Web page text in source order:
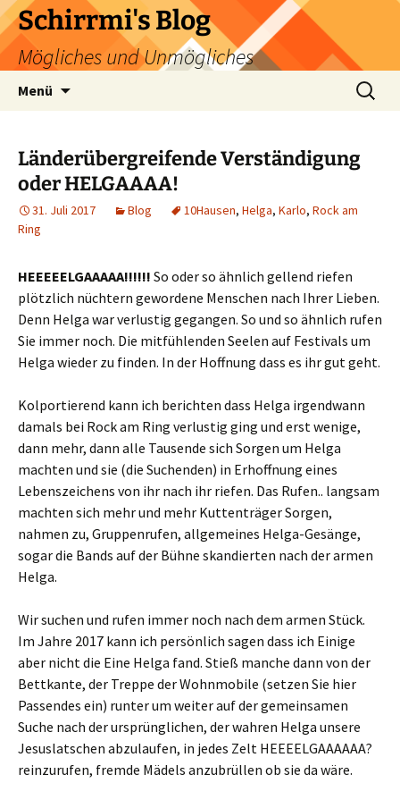
Zum
Inhalt
springen
Schirrmi's Blog
Mögliches und Unmögliches
Menü
Suchen
nach:
Länderübergreifende Verständigung
oder HELGAAAA!
31. Juli 2017 Blog 10Hausen, Helga, Karlo, Rock am
Ring
HEEEEELGAAAAA!!!!!! So oder so ähnlich gellend riefen
plötzlich nüchtern gewordene Menschen nach Ihrer Lieben.
Denn Helga war verlustig gegangen. So und so ähnlich rufen
Sie immer noch. Die mitfühlenden Seelen auf Festivals um
Helga wieder zu finden. In der Hoffnung dass es ihr gut geht.
Kolportierend kann ich berichten dass Helga irgendwann
damals bei Rock am Ring verlustig ging und erst wenige,
dann mehr, dann alle Tausende sich Sorgen um Helga
machten und sie (die Suchenden) in Erhoffnung eines
Lebenszeichens von ihr nach ihr riefen. Das Rufen.. langsam
machten sich mehr und mehr Kuttenträger Sorgen,
nahmen zu, Gruppenrufen, allgemeines Helga-Gesänge,
sogar die Bands auf der Bühne skandierten nach der armen
Helga.
Wir suchen und rufen immer noch nach dem armen Stück.
Im Jahre 2017 kann ich persönlich sagen dass ich Einige
aber nicht die Eine Helga fand. Stieß manche dann von der
Bettkante, der Treppe der Wohnmobile (setzen Sie hier
Passendes ein) runter um weiter auf der gemeinsamen
Suche nach der ursprünglichen, der wahren Helga unsere
Jesuslatschen abzulaufen, in jedes Zelt HEEEELGAAAAAA?
reinzurufen, fremde Mädels anzubrüllen ob sie da wäre.